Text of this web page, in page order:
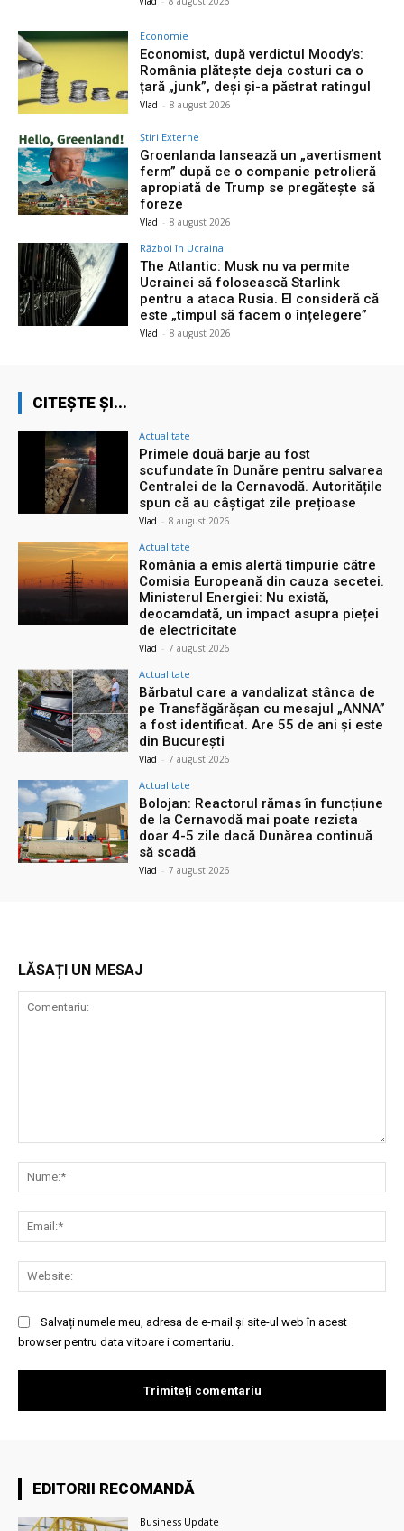
Economie
Economist, după verdictul Moody’s:
România plătește deja costuri ca o
țară „junk”, deși și-a păstrat ratingul
Vlad - 8 august 2026
Știri Externe
Groenlanda lansează un „avertisment
ferm” după ce o companie petrolieră
apropiată de Trump se pregătește să
foreze
Vlad - 8 august 2026
Război în Ucraina
The Atlantic: Musk nu va permite
Ucrainei să folosească Starlink
pentru a ataca Rusia. El consideră că
este „timpul să facem o înțelegere”
Vlad - 8 august 2026
CITEȘTE ȘI...
Actualitate
Primele două barje au fost
scufundate în Dunăre pentru salvarea
Centralei de la Cernavodă. Autoritățile
spun că au câștigat zile prețioase
Vlad - 8 august 2026
Actualitate
România a emis alertă timpurie către
Comisia Europeană din cauza secetei.
Ministerul Energiei: Nu există,
deocamdată, un impact asupra pieței
de electricitate
Vlad - 7 august 2026
Actualitate
Bărbatul care a vandalizat stânca de
pe Transfăgărășan cu mesajul „ANNA”
a fost identificat. Are 55 de ani și este
din București
Vlad - 7 august 2026
Actualitate
Bolojan: Reactorul rămas în funcțiune
de la Cernavodă mai poate rezista
doar 4-5 zile dacă Dunărea continuă
să scadă
Vlad - 7 august 2026
LĂSAȚI UN MESAJ
Salvați numele meu, adresa de e-mail și site-ul web în acest
browser pentru data viitoare i comentariu.
EDITORII RECOMANDĂ
Business Update